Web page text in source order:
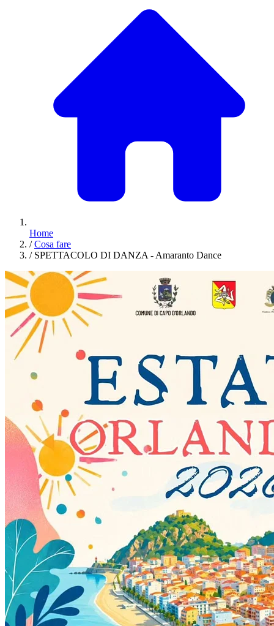
Home
/ Cosa fare
/ SPETTACOLO DI DANZA - Amaranto Dance